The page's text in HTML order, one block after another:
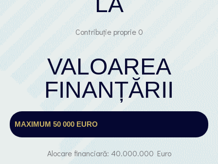
Contribuție proprie 0
VALOAREA
FINANȚĂRII
MAXIMUM 50 000 EURO
Alocare financiară: 40.000.000 Euro